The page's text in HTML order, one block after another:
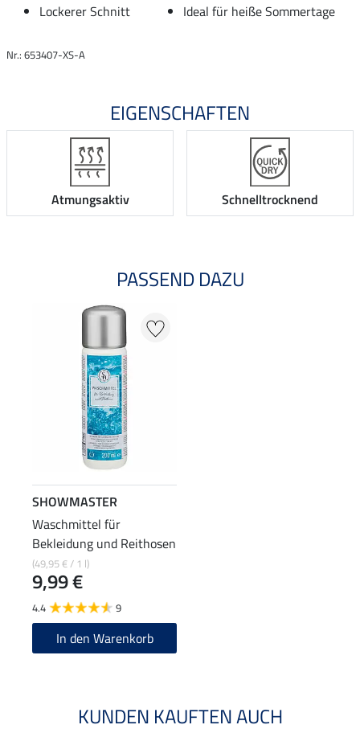
Lockerer Schnitt
Ideal für heiße Sommertage
Nr.: 653407-XS-A
EIGENSCHAFTEN
Atmungsaktiv Schnelltrocknend
PASSEND DAZU
SHOWMASTER
Waschmittel für
Bekleidung und Reithosen
(49,95 € / 1 l)
9,99 €
4.4 9
In den Warenkorb
KUNDEN KAUFTEN AUCH